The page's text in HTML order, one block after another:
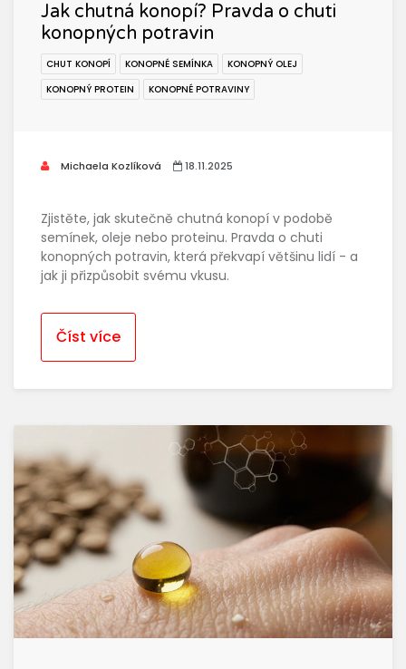
Jak chutná konopí? Pravda o chuti
konopných potravin
CHUT KONOPÍ KONOPNÉ SEMÍNKA
KONOPNÝ OLEJ
KONOPNÝ PROTEIN
KONOPNÉ POTRAVINY
Michaela Kozlíková 18.11.2025
Zjistěte, jak skutečně chutná konopí v podobě
semínek, oleje nebo proteinu. Pravda o chuti
konopných potravin, která překvapí většinu lidí - a
jak ji přizpůsobit svému vkusu.
Číst více